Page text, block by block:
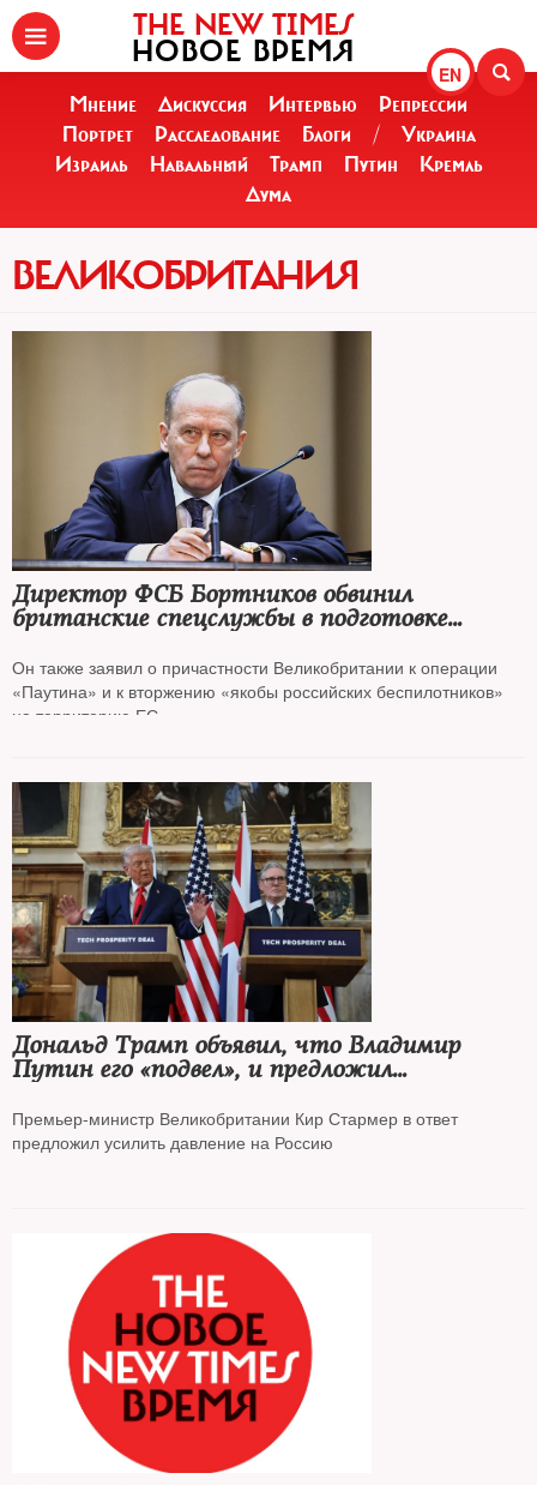
EN
THE NEW TIMES
НОВОЕ ВРЕМЯ
Мнение Дискуссия Интервью
Репрессии
Портрет
Расследование Блоги /
Украина
Израиль
Навальный Трамп Путин
Кремль
Дума
ВЕЛИКОБРИТАНИЯ
Директор ФСБ Бортников обвинил
британские спецслужбы в подготовке
России
Он также заявил о причастности Великобритании к операции
«Паутина» и к вторжению «якобы российских беспилотников»
на территорию ЕС
Дональд Трамп объявил, что Владимир
Путин его «подвел», и предложил
Премьер-министр Великобритании Кир Стармер в ответ
предложил усилить давление на Россию